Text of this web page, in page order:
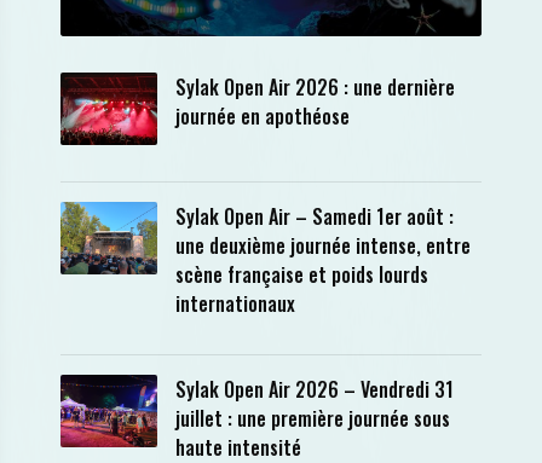
Sylak Open Air 2026 : une dernière
journée en apothéose
Sylak Open Air – Samedi 1er août :
une deuxième journée intense, entre
scène française et poids lourds
internationaux
Sylak Open Air 2026 – Vendredi 31
juillet : une première journée sous
haute intensité